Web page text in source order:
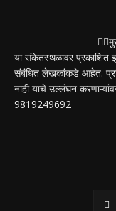
या संकेतस्थळावर प्रकाशित
संबंधित लेखकांकडे आहेत.
नाही याचे उल्लंघन
9819249692